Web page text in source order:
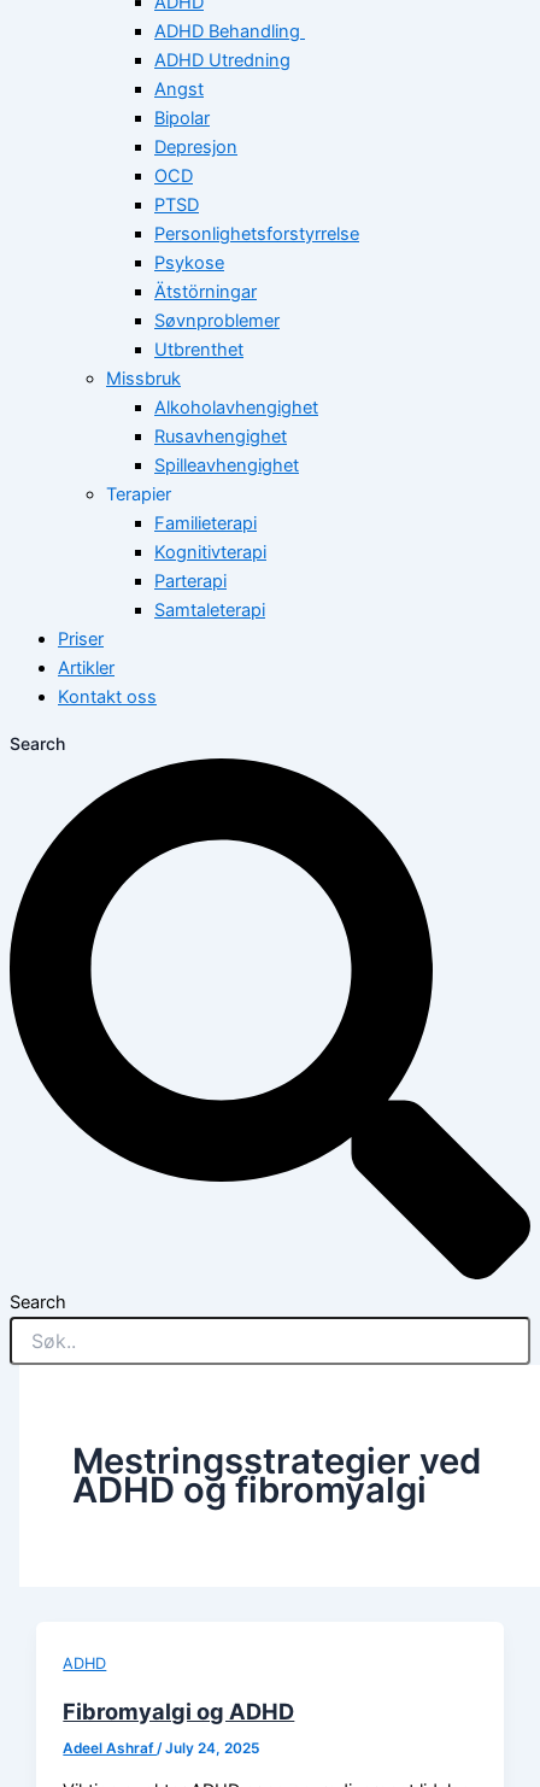
ADHD Behandling
ADHD Utredning
Angst
Bipolar
Depresjon
OCD
PTSD
Personlighetsforstyrrelse
Psykose
Ätstörningar
Søvnproblemer
Utbrenthet
Missbruk
Alkoholavhengighet
Rusavhengighet
Spilleavhengighet
Terapier
Familieterapi
Kognitivterapi
Parterapi
Samtaleterapi
Priser
Artikler
Kontakt oss
Search
Search
Mestringsstrategier ved
ADHD og fibromyalgi
ADHD
Fibromyalgi og ADHD
Adeel Ashraf /July 24, 2025